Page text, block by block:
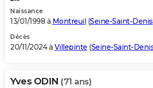
Naissance
13/01/1998 à Montreuil (Seine-Saint-Denis
Décès
20/11/2024 à Villepinte (Seine-Saint-
Yves ODIN (71 ans)